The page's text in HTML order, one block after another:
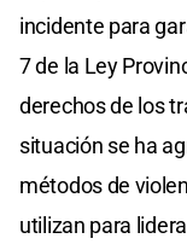
incidente para
7 de la Ley
derechos de los
situación se ha
métodos de
utilizan para